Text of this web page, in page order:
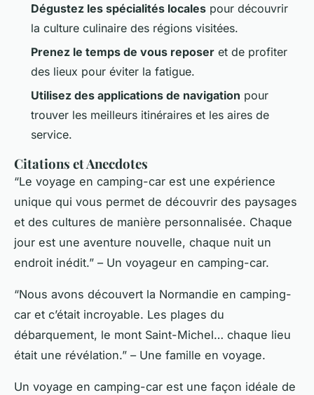
Dégustez les spécialités locales pour découvrir
la culture culinaire des régions visitées.
Prenez le temps de vous reposer et de profiter
des lieux pour éviter la fatigue.
Utilisez des applications de navigation pour
trouver les meilleurs itinéraires et les aires de
service.
Citations et Anecdotes
“Le voyage en camping-car est une expérience
unique qui vous permet de découvrir des paysages
et des cultures de manière personnalisée. Chaque
jour est une aventure nouvelle, chaque nuit un
endroit inédit.” – Un voyageur en camping-car.
“Nous avons découvert la Normandie en camping-
car et c’était incroyable. Les plages du
débarquement, le mont Saint-Michel… chaque lieu
était une révélation.” – Une famille en voyage.
Un voyage en camping-car est une façon idéale de